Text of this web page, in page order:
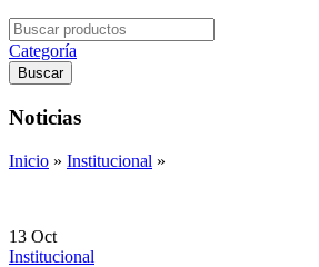
Search
for:
Categoría
Buscar
Noticias
Inicio » Institucional »
13 Oct
Institucional